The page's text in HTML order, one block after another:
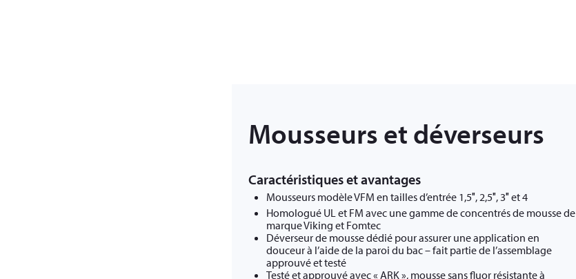
Mousseurs et déverseurs
Caractéristiques et avantages
Mousseurs modèle VFM en tailles d’entrée 1,5″, 2,5″, 3″ et 4
Homologué UL et FM avec une gamme de concentrés de mousse de
marque Viking et Fomtec
Déverseur de mousse dédié pour assurer une application en
douceur à l’aide de la paroi du bac – fait partie de l’assemblage
approuvé et testé
Testé et approuvé avec « ARK », mousse sans fluor résistante à